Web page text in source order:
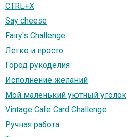
CTRL+X
Say cheese
Fairy's Challenge
Легко и просто
Город рукоделия
Исполнение желаний
Мой маленький уютный уголок
Vintage Cafe Card Challenge
Ручная работа